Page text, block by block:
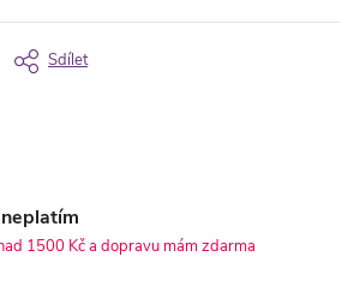
Sdílet
1500 Kč a dopravu mám zdarma